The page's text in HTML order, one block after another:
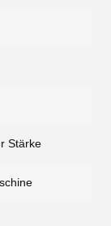
Stärke